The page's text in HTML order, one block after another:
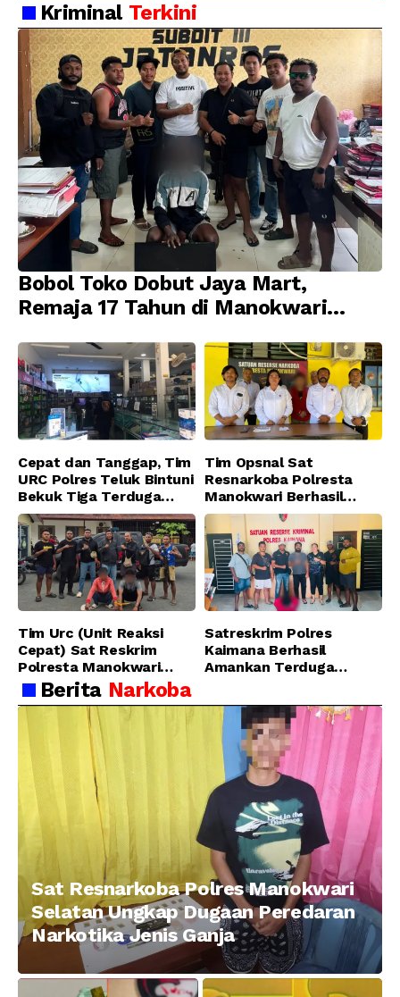
Kriminal Terkini
Bobol Toko Dobut Jaya Mart,
Remaja 17 Tahun di Manokwari
Jatanras Polda Papua Barat
Cepat dan Tanggap, Tim
URC Polres Teluk Bintuni
Bekuk Tiga Terduga
Pelaku Pencurian di SMA
Sanawesen
Tim Opsnal Sat
Resnarkoba Polresta
Manokwari Berhasil
Ungkap Kasus Tindak
Pidana Narkotika
Golongan I Jenis Shabu
di SP 4 Distrik Prafi kab.
Manokwari
Tim Urc (Unit Reaksi
Cepat) Sat Reskrim
Polresta Manokwari
Berhasil Tangkap 2
Pelaku Pengeroyokan di
Taman Ria kab.
Manokwari
Satreskrim Polres
Kaimana Berhasil
Amankan Terduga
Menggunakan Senjata
Tajam
Berita Narkoba
Sat Resnarkoba Polres Manokwari
Selatan Ungkap Dugaan Peredaran
Narkotika Jenis Ganja